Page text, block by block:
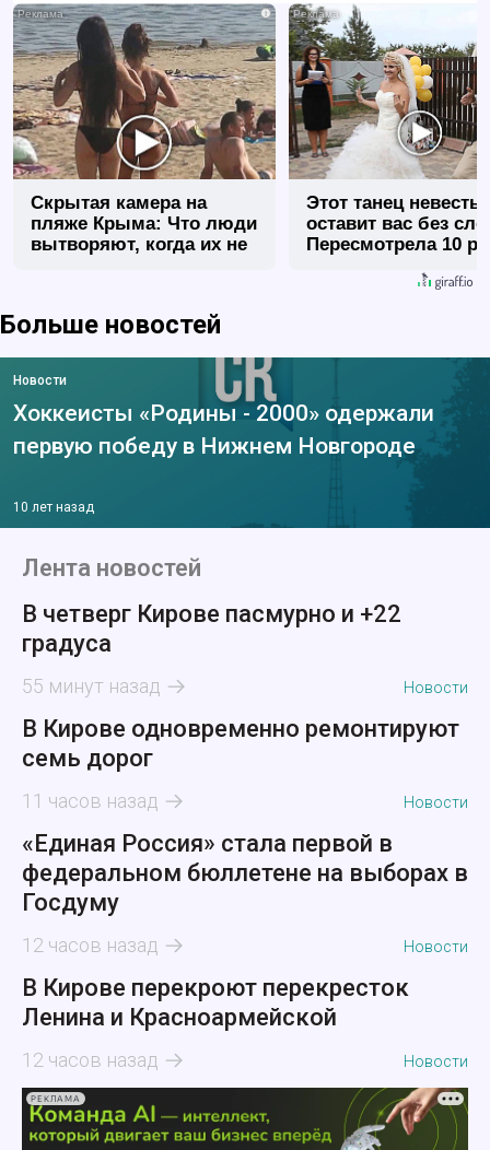
i
Скрытая камера на
пляже Крыма: Что люди
вытворяют, когда их не
Этот танец невесты
оставит вас без
Пересмотрела 10
Больше новостей
Новости
Хоккеисты «Родины - 2000» одержали
первую победу в Нижнем Новгороде
10 лет назад
Лента новостей
В четверг Кирове пасмурно и +22
градуса
55 минут назад Новости
В Кирове одновременно ремонтируют
семь дорог
11 часов назад Новости
«Единая Россия» стала первой в
федеральном бюллетене на выборах в
Госдуму
12 часов назад Новости
В Кирове перекроют перекресток
Ленина и Красноармейской
12 часов назад Новости
РЕКЛАМА